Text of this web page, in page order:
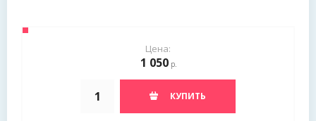
Цена:
1 050р.
КУПИТЬ